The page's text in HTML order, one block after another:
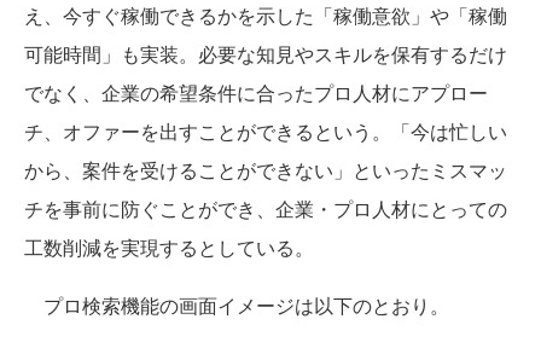
え、今すぐ稼働できるかを示した「稼働意欲」や「稼働
可能時間」も実装。必要な知見やスキルを保有するだけ
でなく、企業の希望条件に合ったプロ人材にアプロー
チ、オファーを出すことができるという。「今は忙しい
から、案件を受けることができない」といったミスマッ
チを事前に防ぐことができ、企業・プロ人材にとっての
工数削減を実現するとしている。
プロ検索機能の画面イメージは以下のとおり。